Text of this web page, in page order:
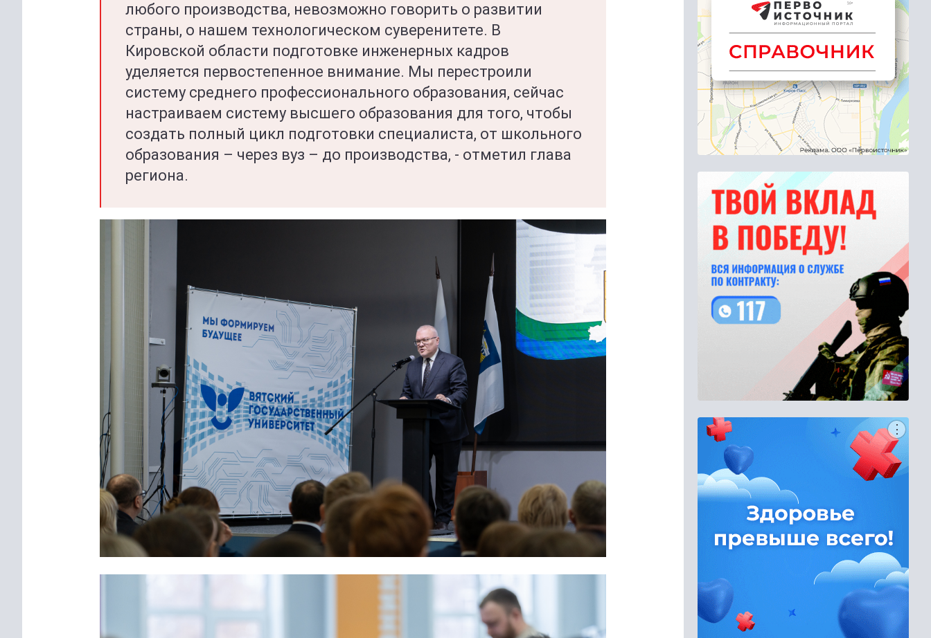
любого производства, невозможно говорить о развитии
страны, о нашем технологическом суверенитете. В
Кировской области подготовке инженерных кадров
уделяется первостепенное внимание. Мы перестроили
систему среднего профессионального образования, сейчас
настраиваем систему высшего образования для того, чтобы
создать полный цикл подготовки специалиста, от школьного
образования – через вуз – до производства, - отметил глава
региона.